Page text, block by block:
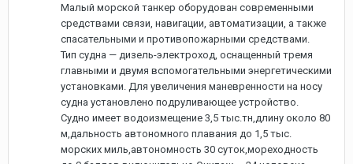
Малый морской танкер оборудован современными
средствами связи, навигации, автоматизации, а также
спасательными и противопожарными средствами.
Тип судна — дизель-электроход, оснащенный тремя
главными и двумя вспомогательными энергетическими
установками. Для увеличения маневренности на носу
судна установлено подруливающее устройство.
Судно имеет водоизмещение 3,5 тыс.тн,длину около 80
м,дальность автономного плавания до 1,5 тыс.
морских миль,автономность 30 суток,мореходность